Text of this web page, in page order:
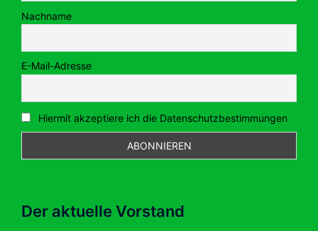
Nachname
E-Mail-Adresse
Hiermit akzeptiere ich die Datenschutzbestimmungen
Der aktuelle Vorstand